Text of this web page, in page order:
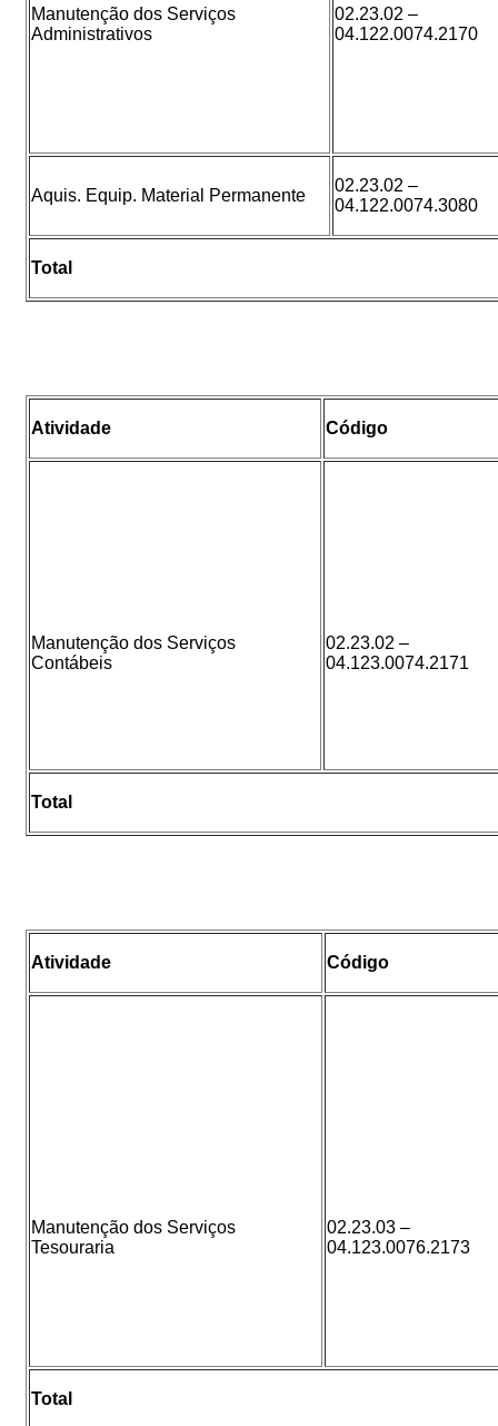
Manutenção dos Serviços
Administrativos
02.23.02 –
04.122.0074.2170
Aquis. Equip. Material Permanente
02.23.02 –
04.122.0074.3080
Total
Atividade Código
Manutenção dos Serviços
Contábeis
02.23.02 –
04.123.0074.2171
Total
Atividade Código
Manutenção dos Serviços
Tesouraria
02.23.03 –
04.123.0076.2173
Total